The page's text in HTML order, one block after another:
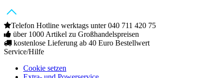
Telefon Hotline werktags unter 040 711 420 75
über 1000 Artikel zu Großhandelspreisen
kostenlose Lieferung ab 40 Euro Bestellwert
Service/Hilfe
Cookie setzen